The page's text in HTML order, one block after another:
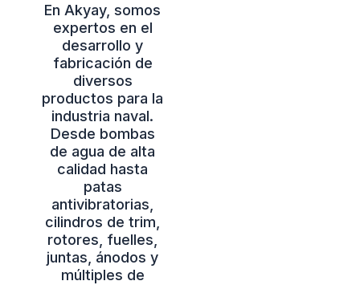
En Akyay, somos
expertos en el
desarrollo y
fabricación de
diversos
productos para la
industria naval.
Desde bombas
de agua de alta
calidad hasta
patas
antivibratorias,
cilindros de trim,
rotores, fuelles,
juntas, ánodos y
múltiples de